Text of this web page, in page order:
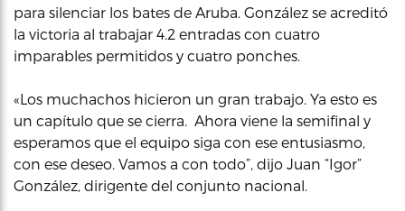
para silenciar los bates de Aruba. González se acreditó
la victoria al trabajar 4.2 entradas con cuatro
imparables permitidos y cuatro ponches.
«Los muchachos hicieron un gran trabajo. Ya esto es
un capítulo que se cierra. Ahora viene la semifinal y
esperamos que el equipo siga con ese entusiasmo,
con ese deseo. Vamos a con todo”, dijo Juan “Igor”
González, dirigente del conjunto nacional.